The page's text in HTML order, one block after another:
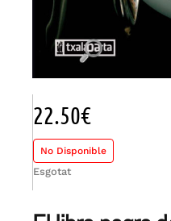
22.50€
No Disponible
Esgotat